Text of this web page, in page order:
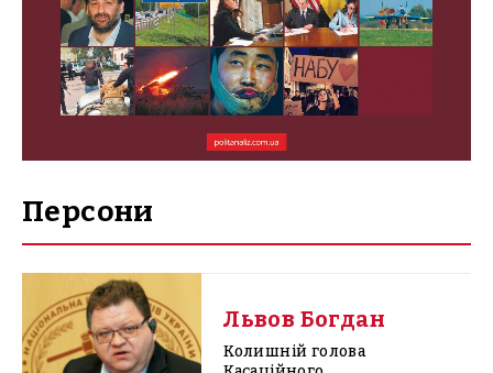
Персони
Львов Богдан
Колишній голова